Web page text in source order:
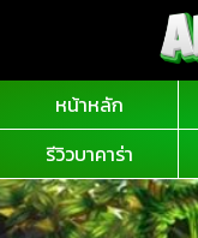
หน้าหลัก
รีวิวบาคาร่า